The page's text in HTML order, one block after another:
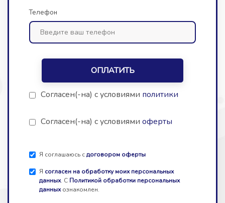
Телефон
ОПЛАТИТЬ
Согласен(-на) с условиями политики
Согласен(-на) с условиями оферты
Я соглашаюсь сдоговором оферты
Я согласен на обработку моих персональных
данных. С Политикой обработки персональных
данныхознакомлен.